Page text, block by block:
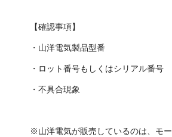
【確認事項】
・山洋電気製品型番
・ロット番号もしくはシリアル番号
・不具合現象
※山洋電気が販売しているのは、モ